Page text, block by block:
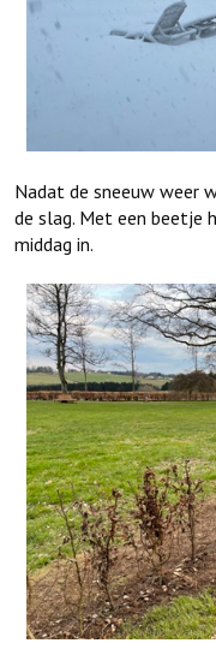
Nadat de sneeuw weer
de slag. Met een beetje
middag in.